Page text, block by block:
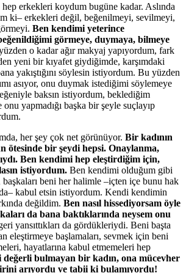
hep erkekleri koydum bugüne kadar. Aslında
ki– erkekleri değil, beğenilmeyi, sevilmeyi,
Ben kendimi yeterince
görmeye, duymaya, bilmeye
o kadar ağır makyaj yapıyordum, fark
yeni bir kıyafet giydiğimde, karşımdaki
yakıştığını söylesin istiyordum. Bu yüzden
asıyor, onu duymak istediğimi söylemeye
baksın istiyordum, beklediğim
onu yapmadığı başka bir şeyle suçlayıp
her şey çok net görünüyor. Bir kadının
ötesinde bir şeydi hepsi. Onaylanma,
Ben kendimi hep eleştirdiğim için,
istiyordum. Ben kendimi olduğum gibi
beni her halimle –içten içe bunu hak
kabul etsin istiyordum. Kendi kendimin
değildim. Ben nasıl hissediyorsam öyle
da bana baktıklarında neysem onu
yansıttıkları da gördükleriydi. Beni başta
eleştirmeye başlamaları, sevmek için beni
hayatlarına kabul etmemeleri hep
bulmayan bir kadın, ona mücevher
arıyordu ve tabii ki bulamıyordu!